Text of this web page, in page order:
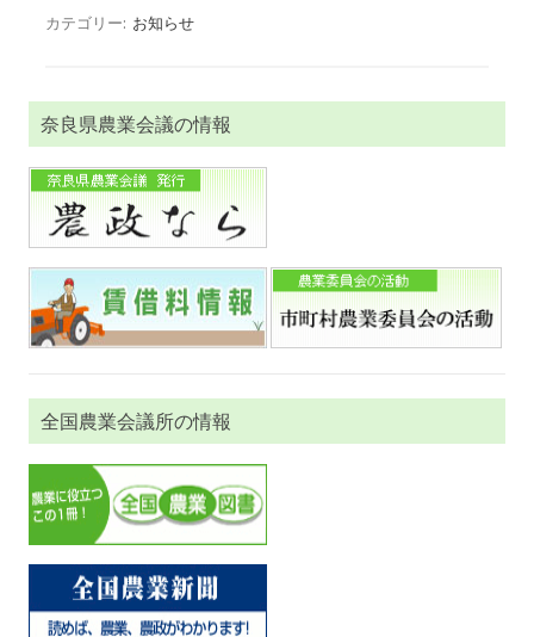
カテゴリー: お知らせ
奈良県農業会議の情報
全国農業会議所の情報